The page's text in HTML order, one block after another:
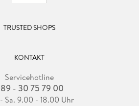
TRUSTED SHOPS
KONTAKT
Servicehotline
- 30 75 79 00
Sa. 9.00 - 18.00 Uhr